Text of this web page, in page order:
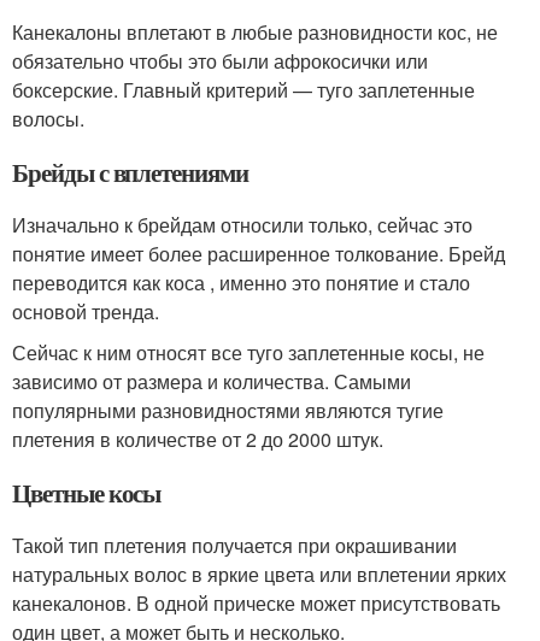
Канекалоны вплетают в любые разновидности кос, не
обязательно чтобы это были афрокосички или
боксерские. Главный критерий — туго заплетенные
волосы.
Брейды с вплетениями
Изначально к брейдам относили только, сейчас это
понятие имеет более расширенное толкование. Брейд
переводится как коса , именно это понятие и стало
основой тренда.
Сейчас к ним относят все туго заплетенные косы, не
зависимо от размера и количества. Самыми
популярными разновидностями являются тугие
плетения в количестве от 2 до 2000 штук.
Цветные косы
Такой тип плетения получается при окрашивании
натуральных волос в яркие цвета или вплетении ярких
канекалонов. В одной прическе может присутствовать
один цвет, а может быть и несколько.